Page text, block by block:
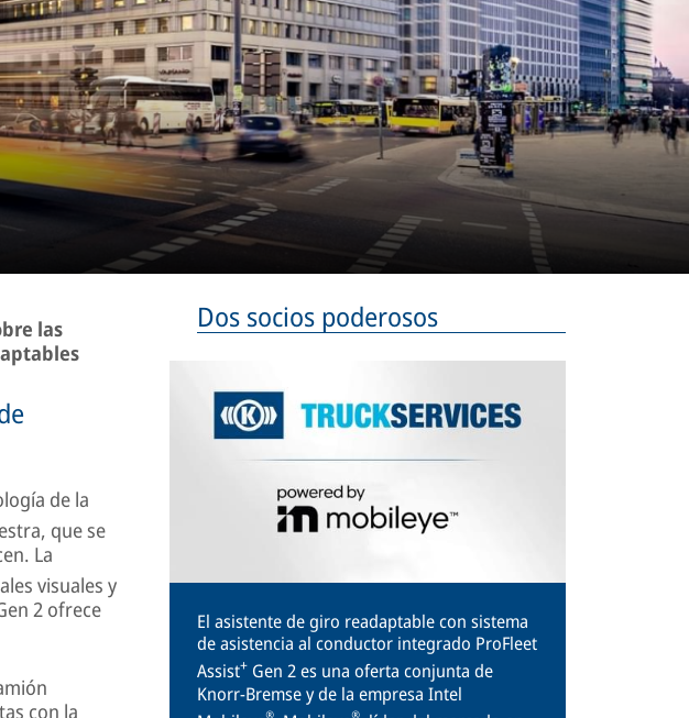
las
de la
que se
La
visuales y
2 ofrece
con la
Dos socios poderosos
El asistente de giro readaptable con sistema
de asistencia al conductor integrado ProFleet
Assist+ Gen 2 es una oferta conjunta de
Knorr-Bremse y de la empresa Intel